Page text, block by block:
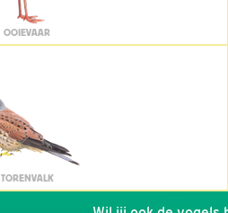
OOIEVAAR
TORENVALK